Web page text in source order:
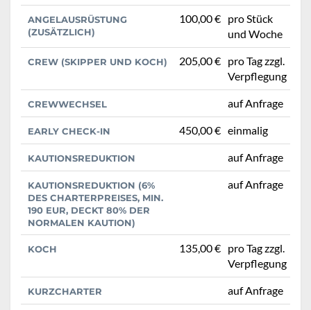
ANGELAUSRÜSTUNG
(ZUSÄTZLICH)
100,00 € pro Stück
und Woche
CREW (SKIPPER UND KOCH) 205,00 € pro Tag zzgl.
Verpflegung
CREWWECHSEL auf Anfrage
EARLY CHECK-IN 450,00 € einmalig
KAUTIONSREDUKTION auf Anfrage
KAUTIONSREDUKTION (6%
DES CHARTERPREISES, MIN.
190 EUR, DECKT 80% DER
NORMALEN KAUTION)
auf Anfrage
KOCH 135,00 € pro Tag zzgl.
Verpflegung
KURZCHARTER auf Anfrage